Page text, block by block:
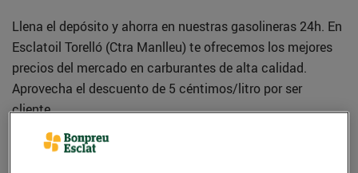
Llena el depósito y ahorra en nuestras gasolineras 24h. En
Esclatoil Torelló (Ctra Manlleu) te ofrecemos los mejores
precios del mercado en carburantes de alta calidad.
Aprovecha el descuento de 5 céntimos/litro por ser
cliente.